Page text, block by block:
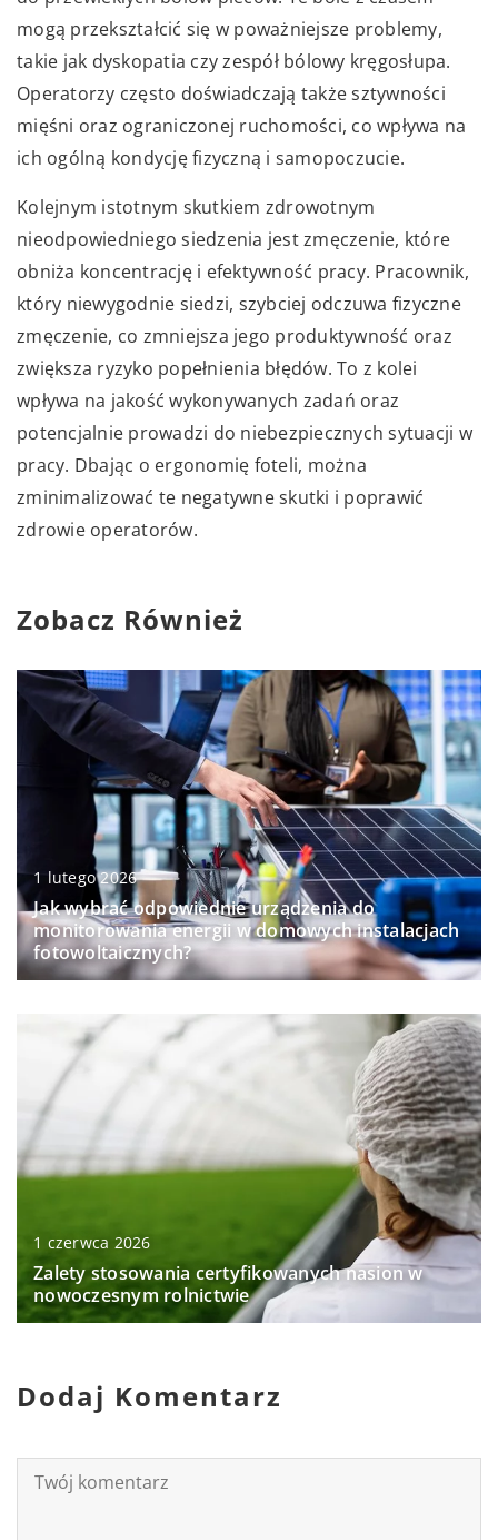
mogą przekształcić się w poważniejsze problemy,
takie jak dyskopatia czy zespół bólowy kręgosłupa.
Operatorzy często doświadczają także sztywności
mięśni oraz ograniczonej ruchomości, co wpływa na
ich ogólną kondycję fizyczną i samopoczucie.
Kolejnym istotnym skutkiem zdrowotnym
nieodpowiedniego siedzenia jest zmęczenie, które
obniża koncentrację i efektywność pracy. Pracownik,
który niewygodnie siedzi, szybciej odczuwa fizyczne
zmęczenie, co zmniejsza jego produktywność oraz
zwiększa ryzyko popełnienia błędów. To z kolei
wpływa na jakość wykonywanych zadań oraz
potencjalnie prowadzi do niebezpiecznych sytuacji w
pracy. Dbając o ergonomię foteli, można
zminimalizować te negatywne skutki i poprawić
zdrowie operatorów.
Zobacz Również
1 lutego 2026
Jak wybrać odpowiednie urządzenia do
monitorowania energii w domowych instalacjach
fotowoltaicznych?
1 czerwca 2026
Zalety stosowania certyfikowanych nasion w
nowoczesnym rolnictwie
Dodaj Komentarz